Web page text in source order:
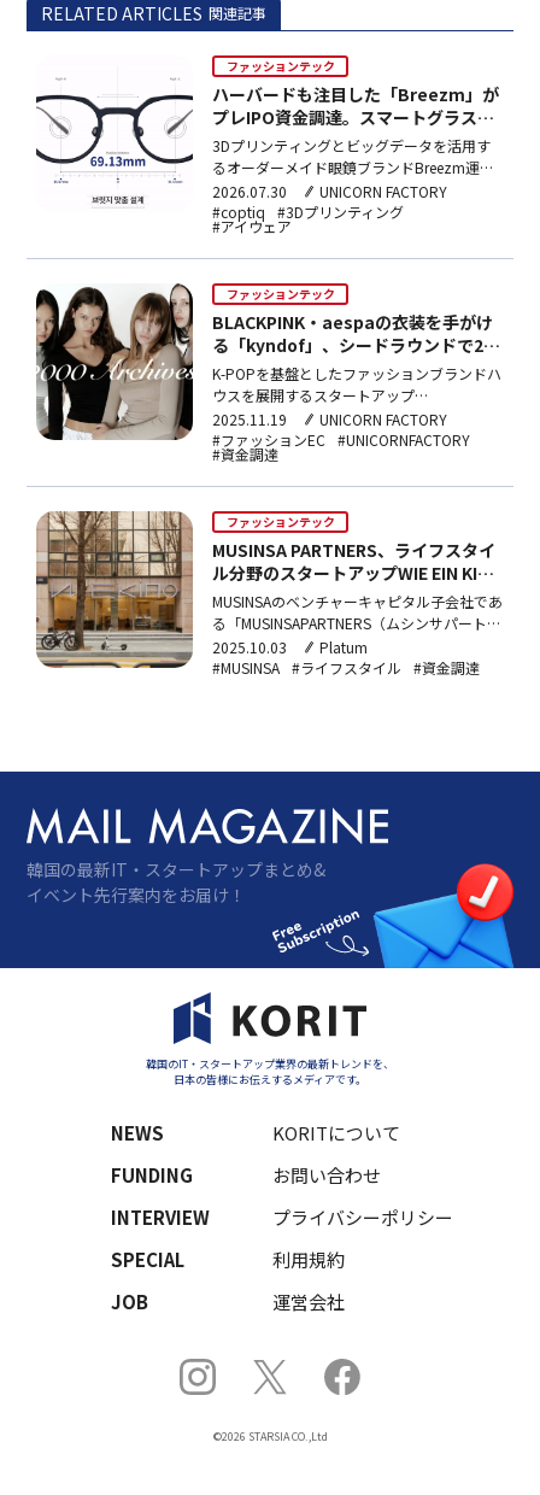
RELATED ARTICLES 関連記事
ファッションテック
ハーバードも注目した「Breezm」が
プレIPO資金調達。スマートグラス開
発も視野
3Dプリンティングとビッグデータを活用す
るオーダーメイド眼鏡ブランドBreezm運営
のcoptiqが、セブンブリッジPEから100億ウ
ォン（約11億円）のプレIPOを調達。累計調
達額は290億ウォン（約32億円）に達し、国
内外の店舗拡大とスマートグラス開発に充て
2026.07.30
UNICORN FACTORY
#coptiq
#3Dプリンティング
#アイウェア
ファッションテック
BLACKPINK・aespaの衣装を手がけ
る「kyndof」、シードラウンドで26
億ウォンの資金調達に成功
K-POPを基盤としたファッションブランドハ
ウスを展開するスタートアップ
「kyndof（キンドフ）」が17日、シードラ
ウンドで26億ウォン（約2億7,000万円）規
模の資金調達に成功したと発表した。今回の
投資はBluepointPartners（ブルーポイント
2025.11.19
UNICORN FACTORY
#ファッションEC #UNICORNFACTORY
#資金調達
ファッションテック
MUSINSA PARTNERS、ライフスタイ
ル分野のスタートアップWIE EIN KINO
に戦略的投資
MUSINSAのベンチャーキャピタル子会社であ
る「MUSINSAPARTNERS（ムシンサパートナ
ーズ）」が、ホーム・家具専門ブランド
「WEKINO（ウィキノ）」で知られるデザイ
2025.10.03
Platum
#MUSINSA #ライフスタイル #資金調達
韓国の最新IT・スタートアップまとめ&
イベント先行案内をお届け！
韓国のIT・スタートアップ業界の最新トレンドを、
日本の皆様にお伝えするメディアです。
NEWS
FUNDING
INTERVIEW
SPECIAL
JOB
KORITについて
お問い合わせ
プライバシーポリシー
利用規約
運営会社
©2026 STARSIA CO.,Ltd